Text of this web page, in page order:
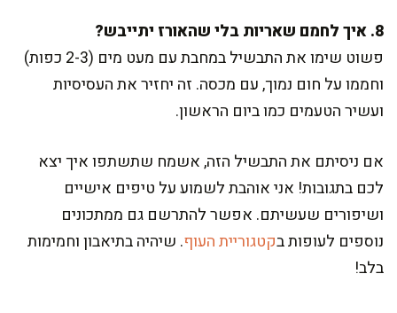
8. איך לחמם שאריות בלי שהאורז יתייבש?
פשוט שימו את התבשיל במחבת עם מעט מים (2-3 כפות)
וחממו על חום נמוך, עם מכסה. זה יחזיר את העסיסיות
ועשיר הטעמים כמו ביום הראשון.
אם ניסיתם את התבשיל הזה, אשמח שתשתפו איך יצא
לכם בתגובות! אני אוהבת לשמוע על טיפים אישיים
ושיפורים שעשיתם. אפשר להתרשם גם ממתכונים
נוספים לעופות בקטגוריית העוף. שיהיה בתיאבון וחמימות
בלב!